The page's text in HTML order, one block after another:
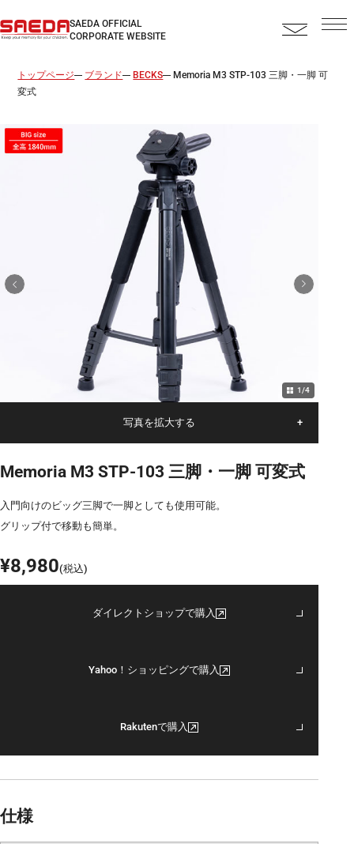
SAEDA OFFICIAL
CORPORATE WEBSITE
トップページ ブランド BECKS
Memoria M3 STP-103 三脚・一脚 可
変式
1 /4
写真を拡大する +
Memoria M3 STP-103 三脚・一脚 可変式
入門向けのビッグ三脚で一脚としても使用可能。
グリップ付で移動も簡単。
¥8,980(税込)
ダイレクトショップで購入
Yahoo！ショッピングで購入
Rakutenで購入
仕様